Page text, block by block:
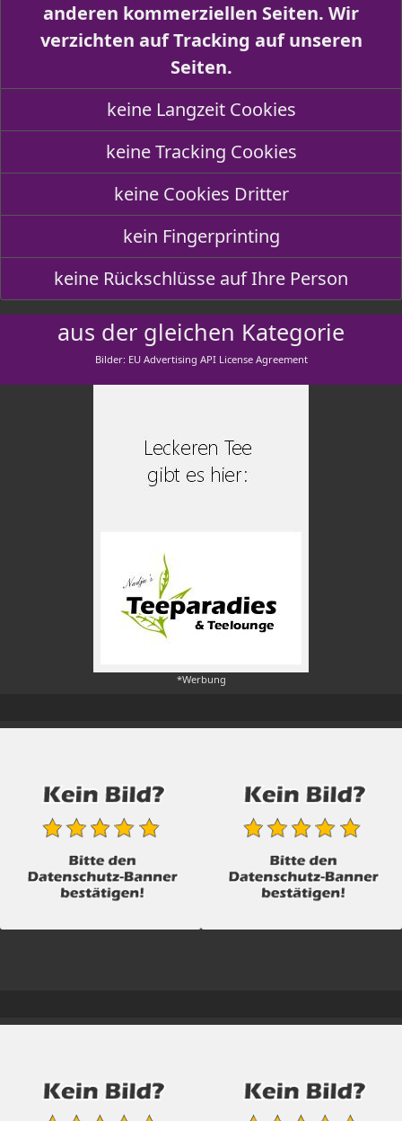
anderen kommerziellen Seiten. Wir
verzichten auf Tracking auf unseren
Seiten.
keine Langzeit Cookies
keine Tracking Cookies
keine Cookies Dritter
kein Fingerprinting
keine Rückschlüsse auf Ihre Person
aus der gleichen Kategorie
Bilder: EU Advertising API License Agreement
*Werbung